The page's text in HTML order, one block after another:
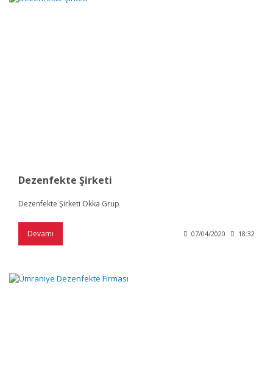
Dezenfekte Şirketi
Dezenfekte Şirketi Okka Grup
Devamı 07/04/2020 18:32